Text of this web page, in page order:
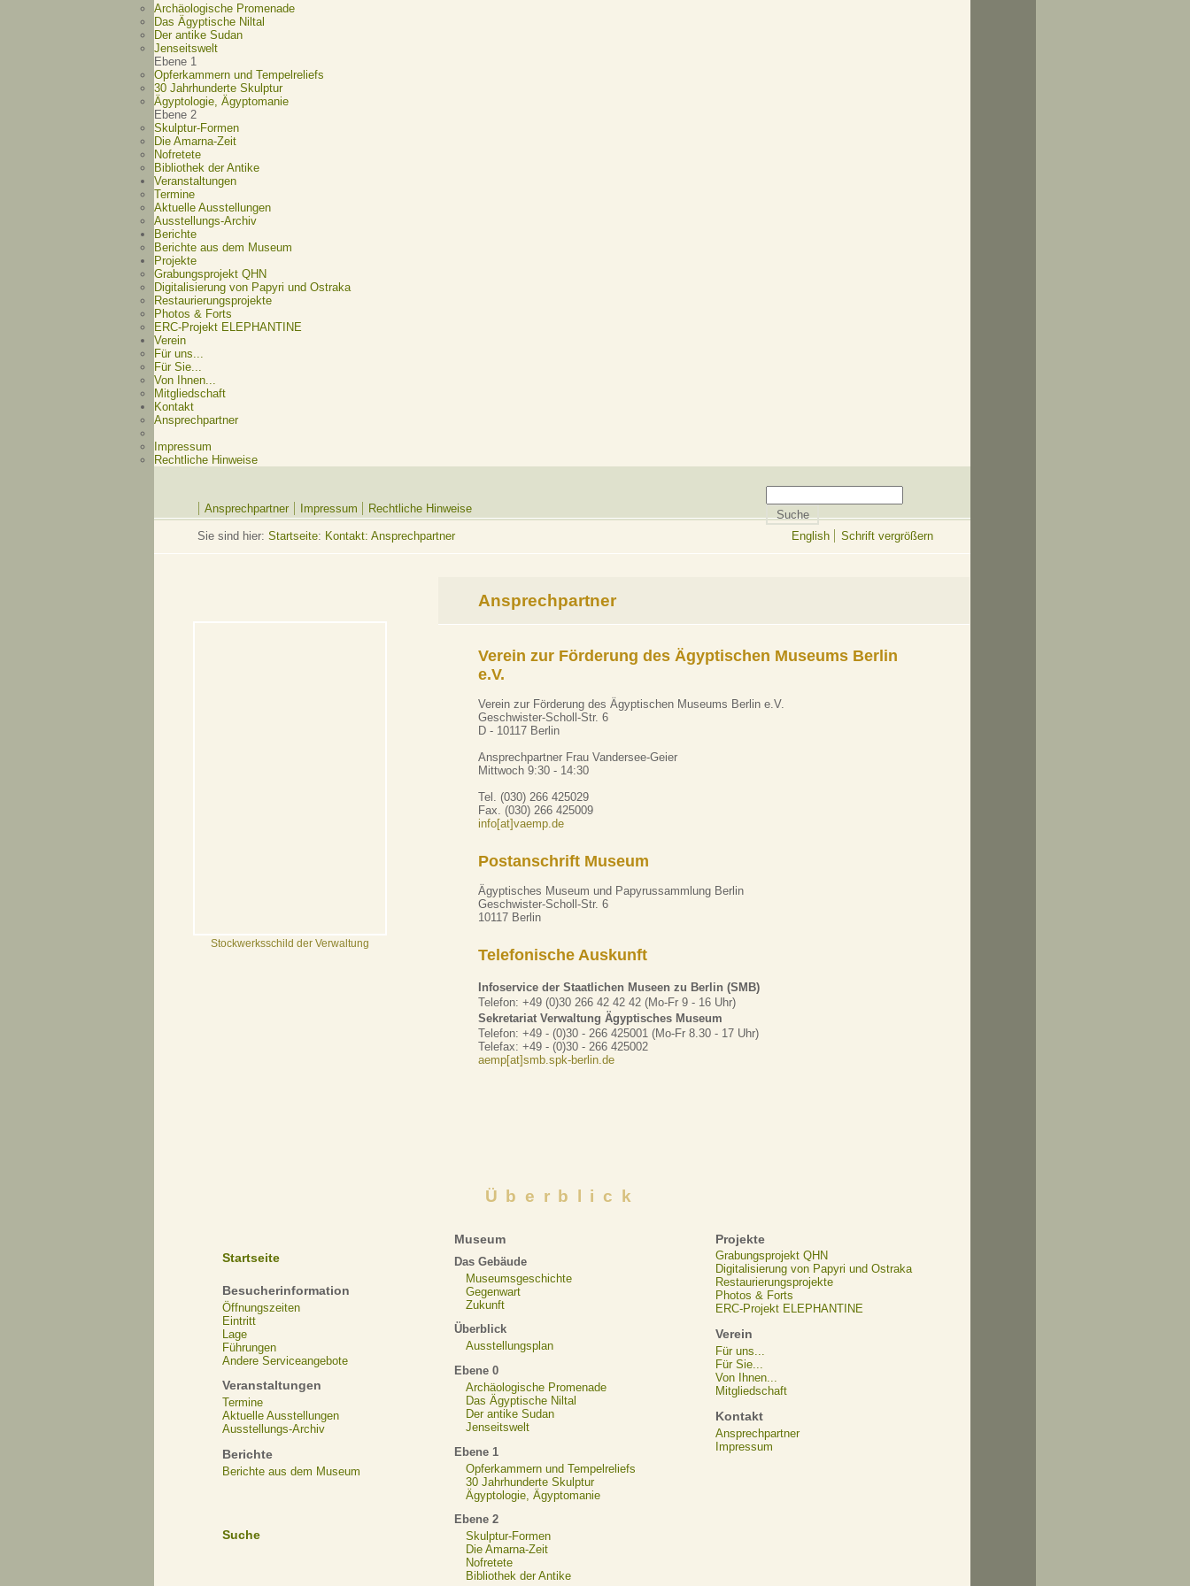
Archäologische Promenade
Das Ägyptische Niltal
Der antike Sudan
Jenseitswelt
Ebene 1
Opferkammern und Tempelreliefs
30 Jahrhunderte Skulptur
Ägyptologie, Ägyptomanie
Ebene 2
Skulptur-Formen
Die Amarna-Zeit
Nofretete
Bibliothek der Antike
Veranstaltungen
Termine
Aktuelle Ausstellungen
Ausstellungs-Archiv
Berichte
Berichte aus dem Museum
Projekte
Grabungsprojekt QHN
Digitalisierung von Papyri und Ostraka
Restaurierungsprojekte
Photos & Forts
ERC-Projekt ELEPHANTINE
Verein
Für uns...
Für Sie...
Von Ihnen...
Mitgliedschaft
Kontakt
Ansprechpartner
Impressum
Rechtliche Hinweise
Ansprechpartner Impressum Rechtliche Hinweise
Sie sind hier: Startseite: Kontakt: Ansprechpartner English Schrift vergrößern
Stockwerksschild der Verwaltung
Ansprechpartner
Verein zur Förderung des Ägyptischen Museums Berlin
e.V.
Verein zur Förderung des Ägyptischen Museums Berlin e.V.
Geschwister-Scholl-Str. 6
D - 10117 Berlin
Ansprechpartner Frau Vandersee-Geier
Mittwoch 9:30 - 14:30
Tel. (030) 266 425029
Fax. (030) 266 425009
info[at]vaemp.de
Postanschrift Museum
Ägyptisches Museum und Papyrussammlung Berlin
Geschwister-Scholl-Str. 6
10117 Berlin
Telefonische Auskunft
Infoservice der Staatlichen Museen zu Berlin (SMB)
Telefon: +49 (0)30 266 42 42 42 (Mo-Fr 9 - 16 Uhr)
Sekretariat Verwaltung Ägyptisches Museum
Telefon: +49 - (0)30 - 266 425001 (Mo-Fr 8.30 - 17 Uhr)
Telefax: +49 - (0)30 - 266 425002
aemp[at]smb.spk-berlin.de
Überblick
Startseite
Besucherinformation
Öffnungszeiten
Eintritt
Lage
Führungen
Andere Serviceangebote
Veranstaltungen
Termine
Aktuelle Ausstellungen
Ausstellungs-Archiv
Berichte
Berichte aus dem Museum
Suche
Museum
Das Gebäude
Museumsgeschichte
Gegenwart
Zukunft
Überblick
Ausstellungsplan
Ebene 0
Archäologische Promenade
Das Ägyptische Niltal
Der antike Sudan
Jenseitswelt
Ebene 1
Opferkammern und Tempelreliefs
30 Jahrhunderte Skulptur
Ägyptologie, Ägyptomanie
Ebene 2
Skulptur-Formen
Die Amarna-Zeit
Nofretete
Bibliothek der Antike
Projekte
Grabungsprojekt QHN
Digitalisierung von Papyri und Ostraka
Restaurierungsprojekte
Photos & Forts
ERC-Projekt ELEPHANTINE
Verein
Für uns...
Für Sie...
Von Ihnen...
Mitgliedschaft
Kontakt
Ansprechpartner
Impressum